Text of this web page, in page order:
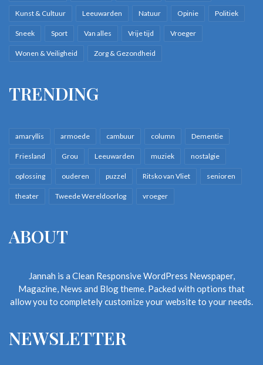
Kunst & Cultuur Leeuwarden Natuur Opinie Politiek
Sneek Sport Van alles Vrije tijd Vroeger
Wonen & Veiligheid Zorg & Gezondheid
TRENDING
amaryllis armoede cambuur column Dementie
Friesland Grou Leeuwarden muziek nostalgie
oplossing ouderen puzzel Ritsko van Vliet senioren
theater Tweede Wereldoorlog vroeger
ABOUT
Jannah is a Clean Responsive WordPress Newspaper,
Magazine, News and Blog theme. Packed with options that
allow you to completely customize your website to your needs.
NEWSLETTER